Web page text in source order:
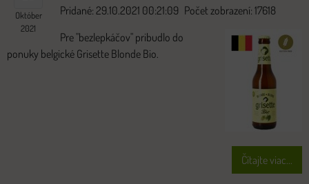
Október
2021
Pridané: 29.10.2021 00:21:09 Počet zobrazení: 17618
Pre "bezlepkáčov" pribudlo do
ponuky belgické Grisette Blonde Bio.
Čítajte viac...